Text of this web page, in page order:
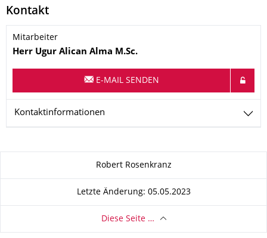
Kontakt
Mitarbeiter
Name
Herr Ugur Alican Alma M.Sc.
E-MAIL SENDEN
Kontaktinformationen
Robert Rosenkranz
Letzte Änderung: 05.05.2023
Diese Seite …